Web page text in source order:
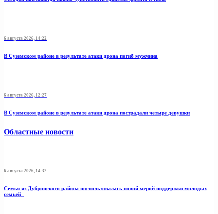
6 августа 2026, 14:22
В Суземском районе в результате атаки дрона погиб мужчина
6 августа 2026, 12:27
В Суземском районе в результате атаки дрона пострадали четыре девушки
Областные новости
6 августа 2026, 14:32
Семья из Дубровского района воспользовалась новой мерой поддержки молодых
семьей